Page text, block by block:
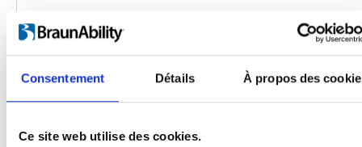
Consentement Détails À propos des
Ce site web utilise des cookies.